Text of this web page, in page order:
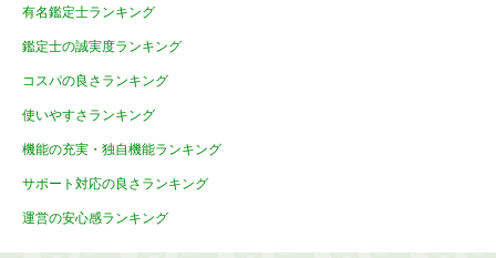
有名鑑定士ランキング
鑑定士の誠実度ランキング
コスパの良さランキング
使いやすさランキング
機能の充実・独自機能ランキング
サポート対応の良さランキング
運営の安心感ランキング